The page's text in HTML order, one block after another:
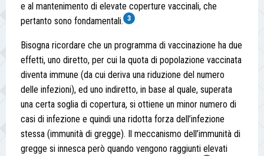
e al mantenimento di elevate coperture vaccinali, che
pertanto sono fondamentali. 3
Bisogna ricordare che un programma di vaccinazione ha due
effetti, uno diretto, per cui la quota di popolazione vaccinata
diventa immune (da cui deriva una riduzione del numero
delle infezioni), ed uno indiretto, in base al quale, superata
una certa soglia di copertura, si ottiene un minor numero di
casi di infezione e quindi una ridotta forza dell’infezione
stessa (immunità di gregge). Il meccanismo dell’immunità di
gregge si innesca però quando vengono raggiunti elevati